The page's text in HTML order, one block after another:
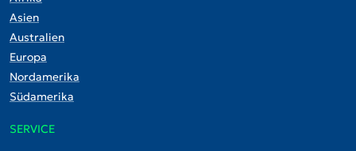
Asien
Australien
Europa
Nordamerika
Südamerika
SERVICE